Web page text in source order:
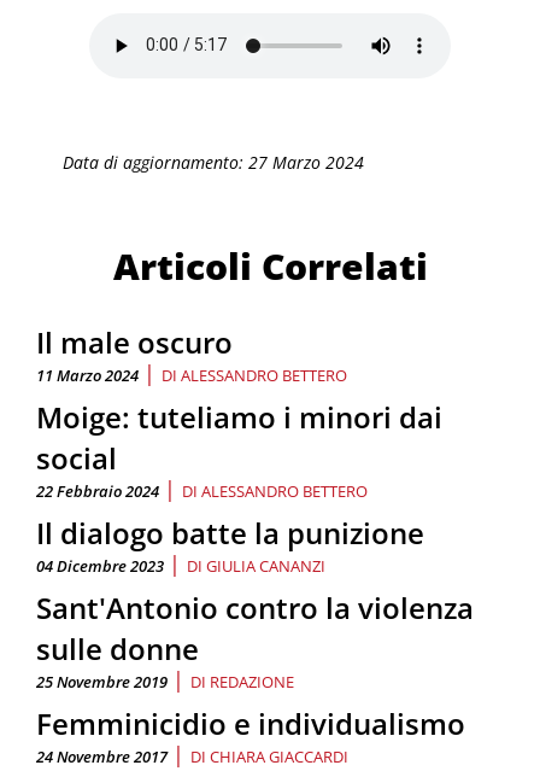
Data di aggiornamento: 27 Marzo 2024
Articoli Correlati
Il male oscuro
11 Marzo 2024 | DI ALESSANDRO BETTERO
Moige: tuteliamo i minori dai
social
22 Febbraio 2024 | DI ALESSANDRO BETTERO
Il dialogo batte la punizione
04 Dicembre 2023 | DI GIULIA CANANZI
Sant'Antonio contro la violenza
sulle donne
25 Novembre 2019 | DI REDAZIONE
Femminicidio e individualismo
24 Novembre 2017 | DI CHIARA GIACCARDI